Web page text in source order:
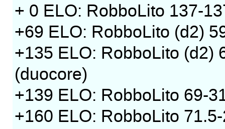
+ 0 ELO: RobboLito 137-
+69 ELO: RobboLito (d2)
+135 ELO: RobboLito (d2)
(duocore)
+139 ELO: RobboLito 69-
+160 ELO: RobboLito